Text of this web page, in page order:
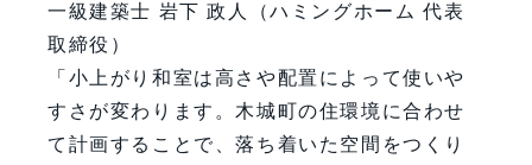
一級建築士 岩下 政人（ハミングホーム 代表
取締役）
「小上がり和室は高さや配置によって使いや
すさが変わります。木城町の住環境に合わせ
て計画することで、落ち着いた空間をつくり